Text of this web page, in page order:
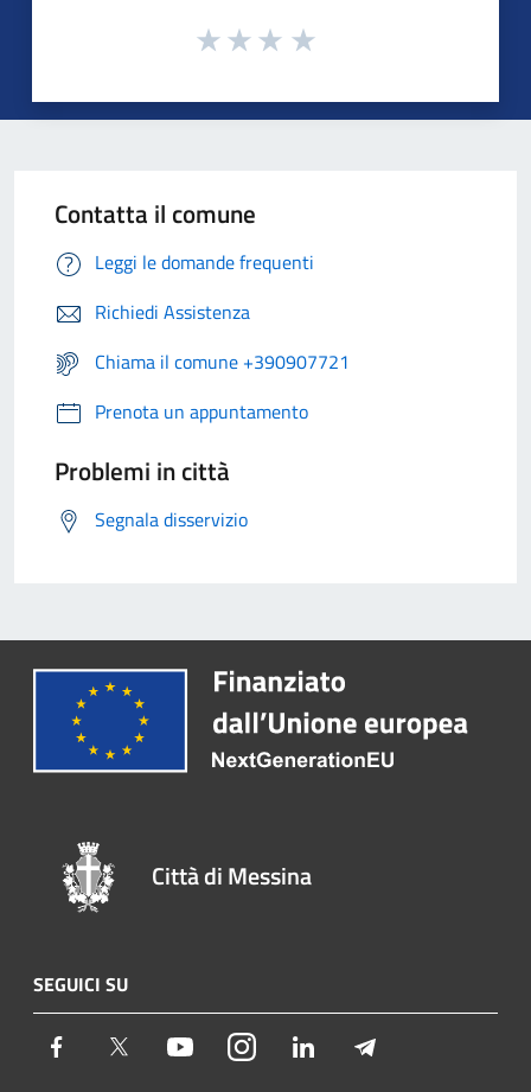
Contatta il comune
Leggi le domande frequenti
Richiedi Assistenza
Chiama il comune +390907721
Prenota un appuntamento
Problemi in città
Segnala disservizio
Città di Messina
SEGUICI SU
Facebook Twitter YoutubeInstagram LinkedIn